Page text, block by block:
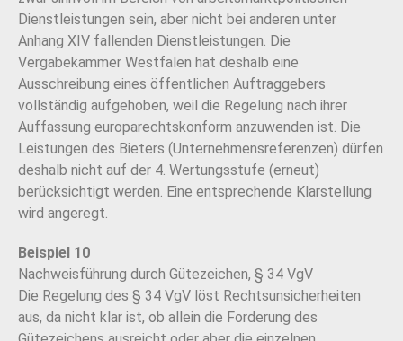
Dienstleistungen sein, aber nicht bei anderen unter
Anhang XIV fallenden Dienstleistungen. Die
Vergabekammer Westfalen hat deshalb eine
Ausschreibung eines öffentlichen Auftraggebers
vollständig aufgehoben, weil die Regelung nach ihrer
Auffassung europarechtskonform anzuwenden ist. Die
Leistungen des Bieters (Unternehmensreferenzen) dürfen
deshalb nicht auf der 4. Wertungsstufe (erneut)
berücksichtigt werden. Eine entsprechende Klarstellung
wird angeregt.
Beispiel 10
Nachweisführung durch Gütezeichen, § 34 VgV
Die Regelung des § 34 VgV löst Rechtsunsicherheiten
aus, da nicht klar ist, ob allein die Forderung des